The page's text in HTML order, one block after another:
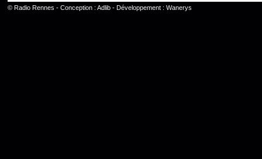
© Radio Rennes - Conception : Adlib- Développement : Wanerys